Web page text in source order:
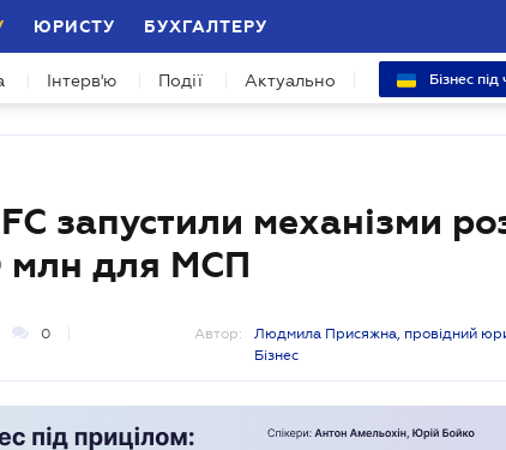
ЮРИСТУ БУХГАЛТЕРУ
Інтерв'ю Події Актуально Бізнес під
запустили механізми
млн для МСП
0 Автор:
Людмила Присяжна, провідний
Бізнес